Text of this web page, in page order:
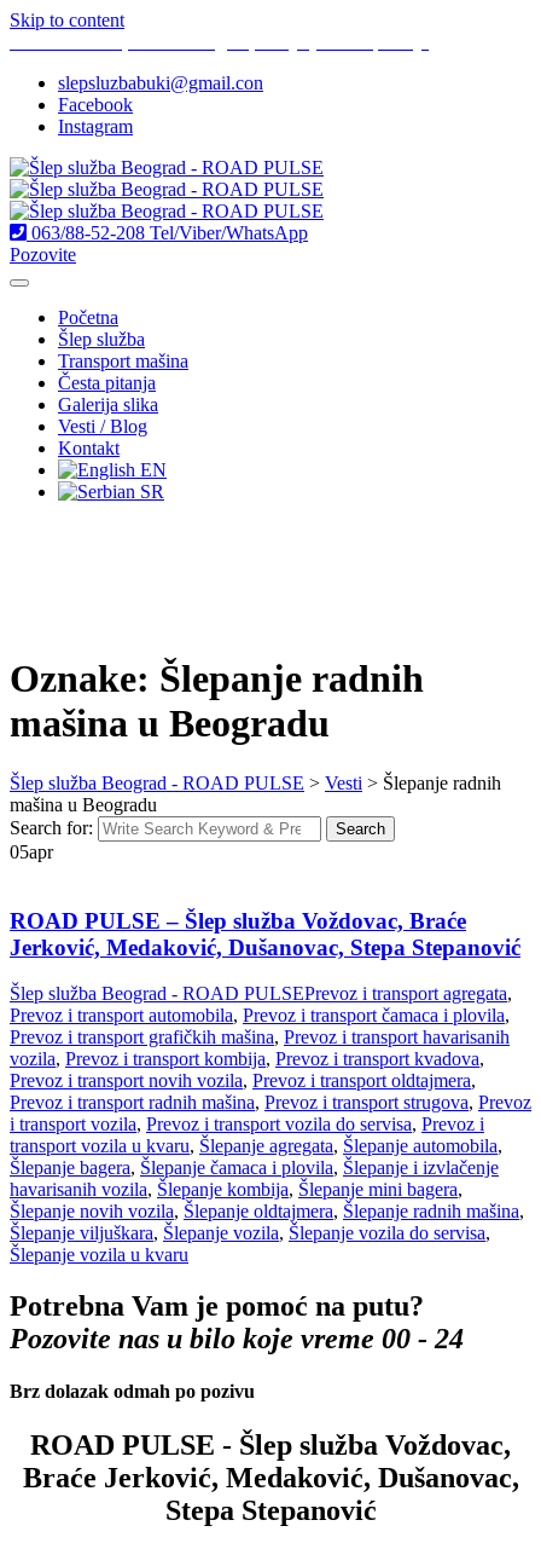
Skip to content
slepsluzbabuki@gmail.con
Facebook
Instagram
063/88-52-208 Tel/Viber/WhatsApp
Pozovite
Početna
Šlep služba
Transport mašina
Česta pitanja
Galerija slika
Vesti / Blog
Kontakt
EN
SR
Oznake: Šlepanje radnih
mašina u Beogradu
Šlep služba Beograd - ROAD PULSE > Vesti > Šlepanje radnih
mašina u Beogradu
Search for:
Search
05apr
ROAD PULSE – Šlep služba Voždovac, Braće
Jerković, Medaković, Dušanovac, Stepa Stepanović
Šlep služba Beograd - ROAD PULSEPrevoz i transport agregata,
Prevoz i transport automobila, Prevoz i transport čamaca i plovila,
Prevoz i transport grafičkih mašina, Prevoz i transport havarisanih
vozila, Prevoz i transport kombija, Prevoz i transport kvadova,
Prevoz i transport novih vozila, Prevoz i transport oldtajmera,
Prevoz i transport radnih mašina, Prevoz i transport strugova, Prevoz
i transport vozila, Prevoz i transport vozila do servisa, Prevoz i
transport vozila u kvaru, Šlepanje agregata, Šlepanje automobila,
Šlepanje bagera, Šlepanje čamaca i plovila, Šlepanje i izvlačenje
havarisanih vozila, Šlepanje kombija, Šlepanje mini bagera,
Šlepanje novih vozila, Šlepanje oldtajmera, Šlepanje radnih mašina,
Šlepanje viljuškara, Šlepanje vozila, Šlepanje vozila do servisa,
Šlepanje vozila u kvaru
Potrebna Vam je pomoć na putu?
Pozovite nas u bilo koje vreme 00 - 24
Brz dolazak odmah po pozivu
ROAD PULSE - Šlep služba Voždovac,
Braće Jerković, Medaković, Dušanovac,
Stepa Stepanović